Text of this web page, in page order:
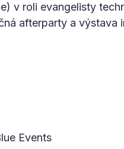
v roli evangelisty
afterparty a výstava
Events